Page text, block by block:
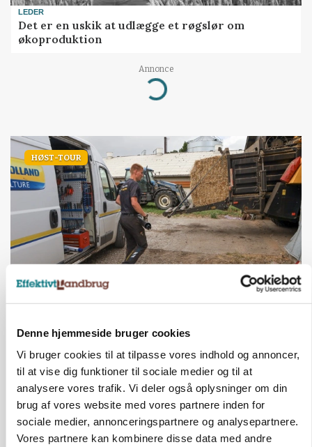
Denne hjemmeside bruger cookies
Vi bruger cookies til at tilpasse vores indhold og annoncer,
til at vise dig funktioner til sociale medier og til at
analysere vores trafik. Vi deler også oplysninger om din
brug af vores website med vores partnere inden for
sociale medier, annonceringspartnere og analysepartnere.
Vores partnere kan kombinere disse data med andre
LEDER
Det er en uskik at udlægge et røgslør om
økoproduktion
Annonce
Loading...
HØST-TOUR
PLANTER